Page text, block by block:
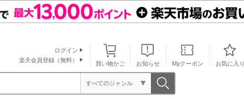
買い物かご お知らせ Myクーポン お気に入り
ログイン
楽天会員登録（無料）
すべてのジャンル